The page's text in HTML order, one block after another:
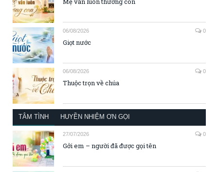
06/08/2026 0
Giọt nước
06/08/2026 0
Thuộc trọn về chúa
TÂM TÌNH HUYỀN NHIỆM ƠN GỌI
27/07/2026 0
Gởi em – người đã được gọi tên